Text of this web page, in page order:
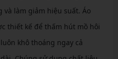
và làm giảm hiệu suất. Áo
thiết kế để thấm hút mồ hôi
khô thoáng ngay cả